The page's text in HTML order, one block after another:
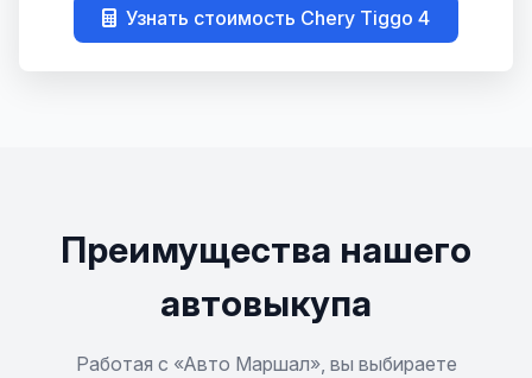
M11
Tiggo 7 Pro
Tiggo 7 Pro Max
Узнать стоимость Chery Tiggo 4
Преимущества нашего
автовыкупа
Работая с «Авто Маршал», вы выбираете